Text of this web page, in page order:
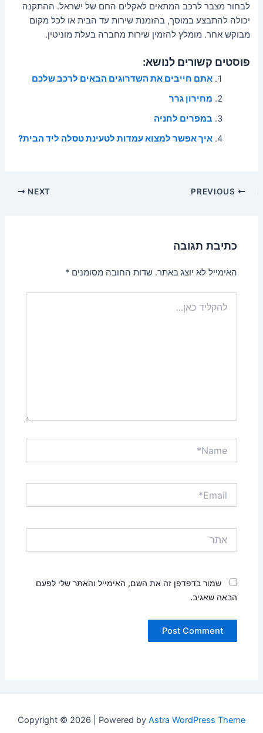
לבחור מצבר לרכב המתאים לאקלים החם של ישראל. ההתקנה
יכולה להתבצע במוסך, בהזמנת שירות עד הבית או לכל מקום
מבוקש אחר. מומלץ להזמין שירות מחברה בעלת מוניטין.
פוסטים קשורים לנושא:
אתם חייבים את השדרוגים הבאים לרכב שלכם
מחירון גרר
במפרים לחניה
איך אפשר למצוא עמדות לטעינת טסלה ליד הבית?
Post
NEXT
כתיבת תגובה
האימייל לא יוצג באתר. שדות החובה מסומנים*
כאן...
שמור בדפדפן זה את השם, האימייל והאתר שלי לפעם
הבאה שאגיב.
Copyright © 2026 | Powered by Astra WordPress Theme